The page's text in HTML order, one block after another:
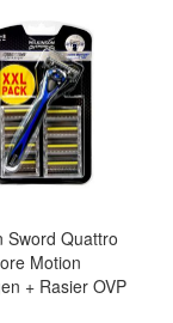
Sword Quattro
Motion
+ Rasier OVP